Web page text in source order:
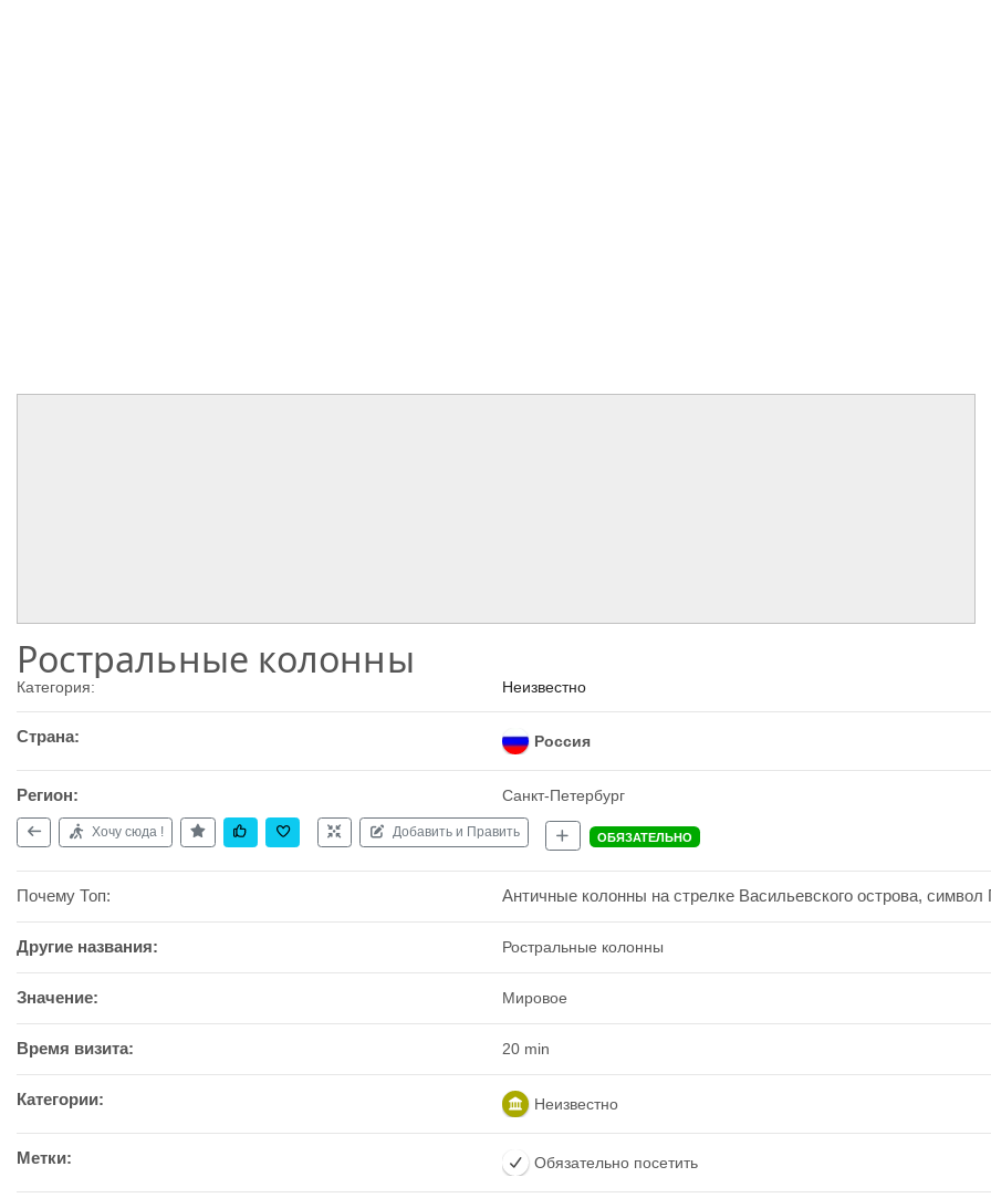
Ростральные колонны
Категория: Неизвестно
Страна: Россия
Регион: Санкт-Петербург
Хочу сюда ! Добавить и Править ОБЯЗАТЕЛЬНО
Почему Топ: Античные колонны на стрелке Васильевского острова, символ
Другие названия: Ростральные колонны
Значение: Мировое
Время визита: 20 min
Категории: Неизвестно
Метки: Обязательно посетить